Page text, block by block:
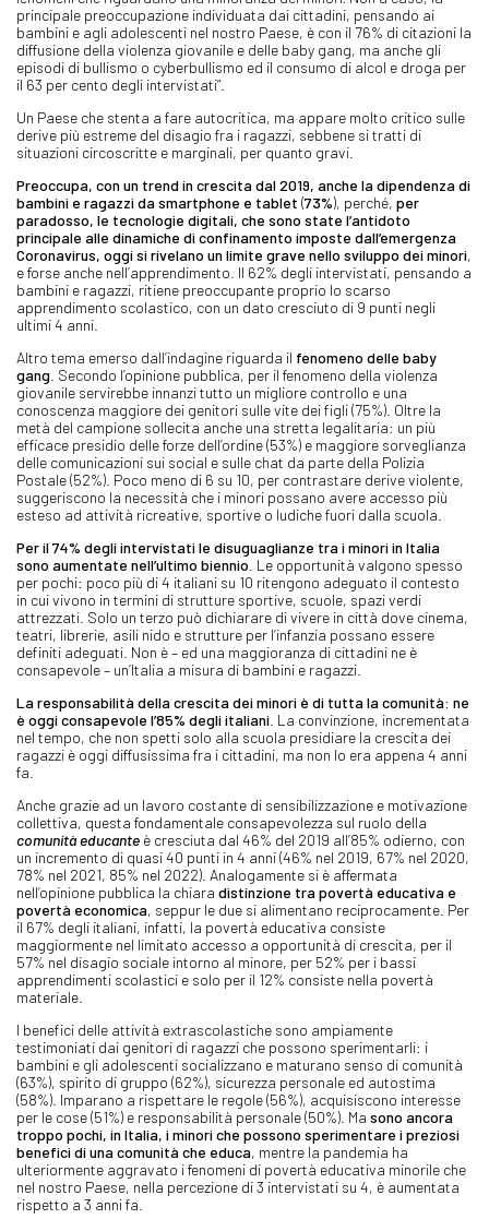
principale preoccupazione individuata dai cittadini, pensando ai
bambini e agli adolescenti nel nostro Paese, è con il 76% di citazioni la
diffusione della violenza giovanile e delle baby gang, ma anche gli
episodi di bullismo o cyberbullismo ed il consumo di alcol e droga per
il 63 per cento degli intervistati”.
Un Paese che stenta a fare autocritica, ma appare molto critico sulle
derive più estreme del disagio fra i ragazzi, sebbene si tratti di
situazioni circoscritte e marginali, per quanto gravi.
Preoccupa, con un trend in crescita dal 2019, anche la dipendenza di
bambini e ragazzi da smartphone e tablet (73%), perché, per
paradosso, le tecnologie digitali, che sono state l’antidoto
principale alle dinamiche di confinamento imposte dall’emergenza
Coronavirus, oggi si rivelano un limite grave nello sviluppo dei minori,
e forse anche nell’apprendimento. Il 62% degli intervistati, pensando a
bambini e ragazzi, ritiene preoccupante proprio lo scarso
apprendimento scolastico, con un dato cresciuto di 9 punti negli
ultimi 4 anni.
Altro tema emerso dall’indagine riguarda il fenomeno delle baby
gang . Secondo l’opinione pubblica, per il fenomeno della violenza
giovanile servirebbe innanzi tutto un migliore controllo e una
conoscenza maggiore dei genitori sulle vite dei figli (75%). Oltre la
metà del campione sollecita anche una stretta legalitaria: un più
efficace presidio delle forze dell’ordine (53%) e maggiore sorveglianza
delle comunicazioni sui social e sulle chat da parte della Polizia
Postale (52%). Poco meno di 6 su 10, per contrastare derive violente,
suggeriscono la necessità che i minori possano avere accesso più
esteso ad attività ricreative, sportive o ludiche fuori dalla scuola.
Per il 74% degli intervistati le disuguaglianze tra i minori in Italia
sono aumentate nell’ultimo biennio . Le opportunità valgono spesso
per pochi: poco più di 4 italiani su 10 ritengono adeguato il contesto
in cui vivono in termini di strutture sportive, scuole, spazi verdi
attrezzati. Solo un terzo può dichiarare di vivere in città dove cinema,
teatri, librerie, asili nido e strutture per l’infanzia possano essere
definiti adeguati. Non è – ed una maggioranza di cittadini ne è
consapevole – un’Italia a misura di bambini e ragazzi.
La responsabilità della crescita dei minori è di tutta la comunità: ne
è oggi consapevole l’85% degli italiani . La convinzione, incrementata
nel tempo, che non spetti solo alla scuola presidiare la crescita dei
ragazzi è oggi diffusissima fra i cittadini, ma non lo era appena 4 anni
fa.
Anche grazie ad un lavoro costante di sensibilizzazione e motivazione
collettiva, questa fondamentale consapevolezza sul ruolo della
comunità educante è cresciuta dal 46% del 2019 all’85% odierno, con
un incremento di quasi 40 punti in 4 anni (46% nel 2019, 67% nel 2020,
78% nel 2021, 85% nel 2022). Analogamente si è affermata
nell’opinione pubblica la chiara distinzione tra povertà educativa e
povertà economica, seppur le due si alimentano reciprocamente. Per
il 67% degli italiani, infatti, la povertà educativa consiste
maggiormente nel limitato accesso a opportunità di crescita, per il
57% nel disagio sociale intorno al minore, per 52% per i bassi
apprendimenti scolastici e solo per il 12% consiste nella povertà
materiale.
I benefici delle attività extrascolastiche sono ampiamente
testimoniati dai genitori di ragazzi che possono sperimentarli: i
bambini e gli adolescenti socializzano e maturano senso di comunità
(63%), spirito di gruppo (62%), sicurezza personale ed autostima
(58%). Imparano a rispettare le regole (56%), acquisiscono interesse
per le cose (51%) e responsabilità personale (50%). Ma sono ancora
troppo pochi, in Italia, i minori che possono sperimentare i preziosi
benefici di una comunità che educa, mentre la pandemia ha
ulteriormente aggravato i fenomeni di povertà educativa minorile che
nel nostro Paese, nella percezione di 3 intervistati su 4, è aumentata
rispetto a 3 anni fa.